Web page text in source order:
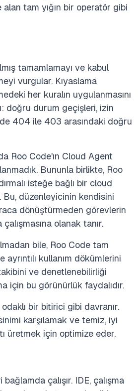
tam yığın bir operatör gibi
tamamlamayı ve kabul
vurgular. Kıyaslama
her kuralın uygulanmasını
doğru durum geçişleri, izin
404 ile 403 arasındaki doğru
Roo Code'ın Cloud Agent
Bununla birlikte, Roo
isteğe bağlı bir cloud
düzenleyicinin kendisini
dönüştürmeden görevlerin
olanak tanır.
bile, Roo Code tam
kullanım dökümlerini
ve denetlenebilirliği
için bu görünürlük faydalıdır.
bir bitirici gibi davranır.
karşılamak ve temiz, iyi
üretmek için optimize eder.
çalışır. IDE, çalışma